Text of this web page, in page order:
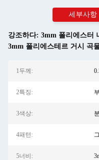
세부사항
강조하다: 3mm 폴리에스터
3mm 폴리에스테르 거시 곡
1두께:
2특징:
3색상:
4패턴:
5너비: